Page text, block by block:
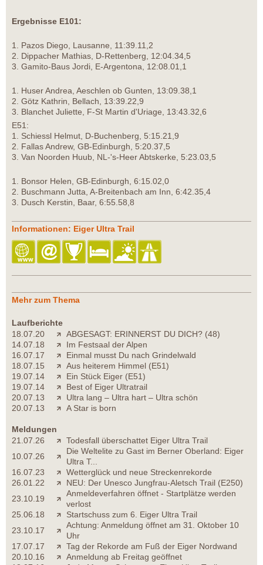
Ergebnisse E101:
1. Pazos Diego, Lausanne, 11:39.11,2
2. Dippacher Mathias, D-Rettenberg, 12:04.34,5
3. Gamito-Baus Jordi, E-Argentona, 12:08.01,1
1. Huser Andrea, Aeschlen ob Gunten, 13:09.38,1
2. Götz Kathrin, Bellach, 13:39.22,9
3. Blanchet Juliette, F-St Martin d'Uriage, 13:43.32,6
E51:
1. Schiessl Helmut, D-Buchenberg, 5:15.21,9
2. Fallas Andrew, GB-Edinburgh, 5:20.37,5
3. Van Noorden Huub, NL-'s-Heer Abtskerke, 5:23.03,5
1. Bonsor Helen, GB-Edinburgh, 6:15.02,0
2. Buschmann Jutta, A-Breitenbach am Inn, 6:42.35,4
3. Dusch Kerstin, Baar, 6:55.58,8
Informationen: Eiger Ultra Trail
Mehr zum Thema
Laufberichte
18.07.20
ABGESAGT: ERINNERST DU DICH? (48)
14.07.18
Im Festsaal der Alpen
16.07.17
Einmal musst Du nach Grindelwald
18.07.15
Aus heiterem Himmel (E51)
19.07.14
Ein Stück Eiger (E51)
19.07.14
Best of Eiger Ultratrail
20.07.13
Ultra lang – Ultra hart – Ultra schön
20.07.13
A Star is born
Meldungen
21.07.26
Todesfall überschattet Eiger Ultra Trail
10.07.26
Die Weltelite zu Gast im Berner Oberland: Eiger
Ultra T...
16.07.23
Wetterglück und neue Streckenrekorde
26.01.22
NEU: Der Unesco Jungfrau-Aletsch Trail (E250)
23.10.19
Anmeldeverfahren öffnet - Startplätze werden
verlost
25.06.18
Startschuss zum 6. Eiger Ultra Trail
23.10.17
Achtung: Anmeldung öffnet am 31. Oktober 10
Uhr
17.07.17
Tag der Rekorde am Fuß der Eiger Nordwand
20.10.16
Anmeldung ab Freitag geöffnet